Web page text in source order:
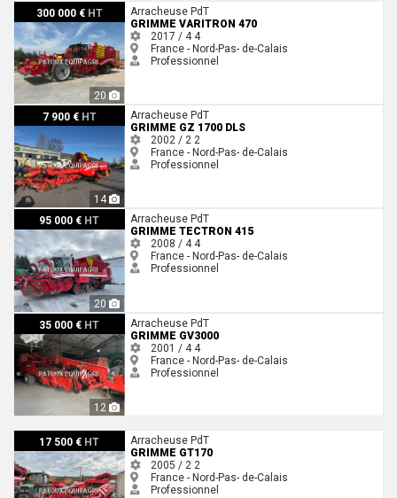
300 000 € HT
20
Grimme VARITRON 470
Arracheuse PdT
GRIMME VARITRON 470
2017 / 4 4
France - Nord-Pas- de-Calais
Professionnel
7 900 € HT
14
Grimme GZ 1700 DLS
Arracheuse PdT
GRIMME GZ 1700 DLS
2002 / 2 2
France - Nord-Pas- de-Calais
Professionnel
95 000 € HT
20
Grimme TECTRON 415
Arracheuse PdT
GRIMME TECTRON 415
2008 / 4 4
France - Nord-Pas- de-Calais
Professionnel
35 000 € HT
12
Grimme GV3000
Arracheuse PdT
GRIMME GV3000
2001 / 4 4
France - Nord-Pas- de-Calais
Professionnel
17 500 € HT
Grimme GT170
Arracheuse PdT
GRIMME GT170
2005 / 2 2
France - Nord-Pas- de-Calais
Professionnel